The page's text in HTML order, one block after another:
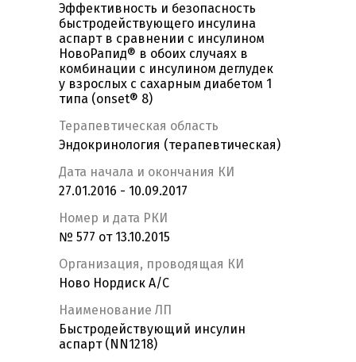
Эффективность и безопасность
быстродействующего инсулина
аспарт в сравнении с инсулином
НовоРапид® в обоих случаях в
комбинации с инсулином деглудек
у взрослых с сахарным диабетом 1
типа (onset® 8)
Терапевтическая область
Эндокринология (терапевтическая)
Дата начала и окончания КИ
27.01.2016 - 10.09.2017
Номер и дата РКИ
№ 577 от 13.10.2015
Организация, проводящая КИ
Ново Нордиск А/С
Наименование ЛП
Быстродействующий инсулин
аспарт (NN1218)